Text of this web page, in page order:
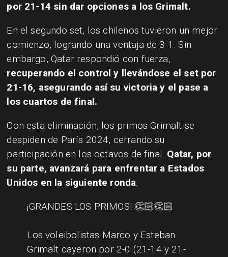
por 21-14 sin dar opciones a los Grimalt.
En el segundo set, los chilenos tuvieron un mejor
comienzo, logrando una ventaja de 3-1. Sin
embargo, Qatar respondió con fuerza,
recuperando el control y llevándose el set por
21-16, asegurando así su victoria y el pase a
los cuartos de final.
Con esta eliminación, los primos Grimalt se
despiden de París 2024, cerrando su
participación en los octavos de final. Qatar, por
su parte, avanzará para enfrentar a Estados
Unidos en la siguiente ronda.
¡GRANDES LOS PRIMOS! 👏🏻👏🏻
Los voleibolistas Marco y Esteban
Grimalt cayeron por 2-0 (21-14 y 21-